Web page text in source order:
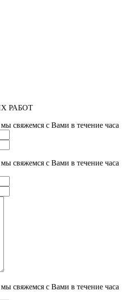
РАБОТ
свяжемся с Вами в течение часа
свяжемся с Вами в течение часа
свяжемся с Вами в течение часа